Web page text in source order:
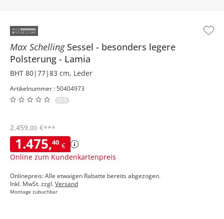
Max Schelling Sessel
besonders legere
Polsterung
Lamia
BHT 80|77|83 cm, Leder
Artikelnummer : 50404973
0/5
1.475,40 €
Online zum Kundenkartenpreis
2.459,00 €***
Onlinepreis: Alle etwaigen Rabatte bereits abgezogen.
Inkl. MwSt. zzgl.Versand
Montage zubuchbar